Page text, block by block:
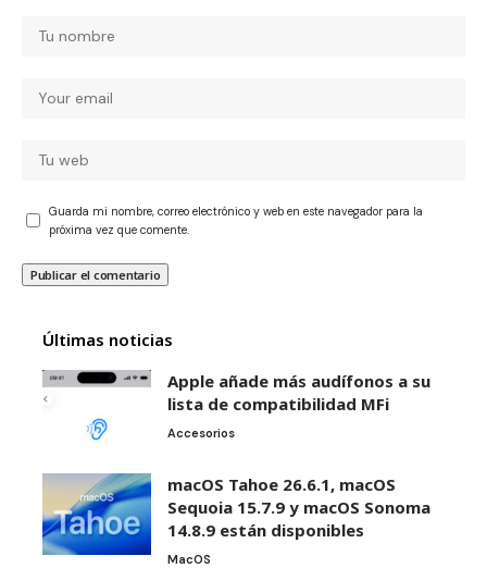
Guarda mi nombre, correo electrónico y web en este navegador para la
próxima vez que comente.
Últimas noticias
Apple añade más audífonos a su
lista de compatibilidad MFi
Accesorios
macOS Tahoe 26.6.1, macOS
Sequoia 15.7.9 y macOS Sonoma
14.8.9 están disponibles
MacOS